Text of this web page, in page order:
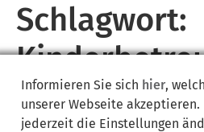
Schlagwort:
im Haushalt
Informieren Sie sich hier,
unserer Webseite akzeptieren.
jederzeit die Einstellungen